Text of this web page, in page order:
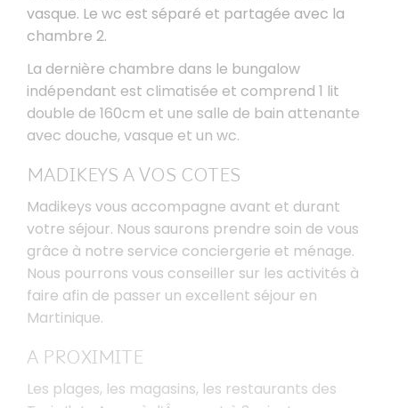
vasque. Le wc est séparé et partagée avec la
chambre 2.
La dernière chambre dans le bungalow
indépendant est climatisée et comprend 1 lit
double de 160cm et une salle de bain attenante
avec douche, vasque et un wc.
MADIKEYS A VOS COTES
Madikeys vous accompagne avant et durant
votre séjour. Nous saurons prendre soin de vous
grâce à notre service conciergerie et ménage.
Nous pourrons vous conseiller sur les activités à
faire afin de passer un excellent séjour en
Martinique.
A PROXIMITE
Les plages, les magasins, les restaurants des